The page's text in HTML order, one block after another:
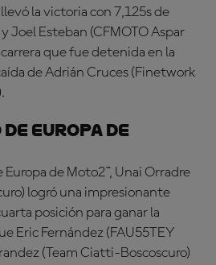
la victoria con 7,125s de
Joel Esteban (CFMOTO Aspar
que fue detenida en la
de Adrián Cruces (Finetwork
Europa de
de Moto2™, Unai Orradre
logró una impresionante
posición para ganar la
Eric Fernández (FAU55TEY
(Team Ciatti-Boscoscuro)